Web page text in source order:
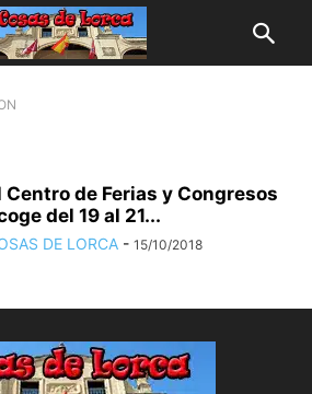
Centro de Ferias y Congresos
del 19 al 21...
DE LORCA - 15/10/2018